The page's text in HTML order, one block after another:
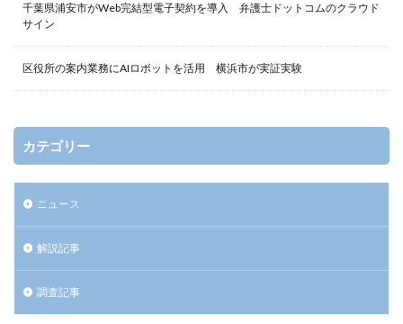
千葉県浦安市がWeb完結型電子契約を導入 弁護士ドットコムのクラウド
サイン
区役所の案内業務にAIロボットを活用 横浜市が実証実験
カテゴリー
ニュース
解説記事
調査記事